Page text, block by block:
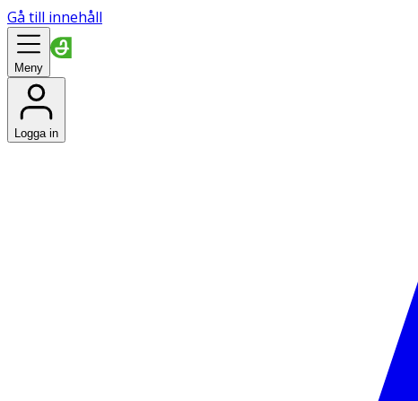
Gå till innehåll
Meny
Logga in